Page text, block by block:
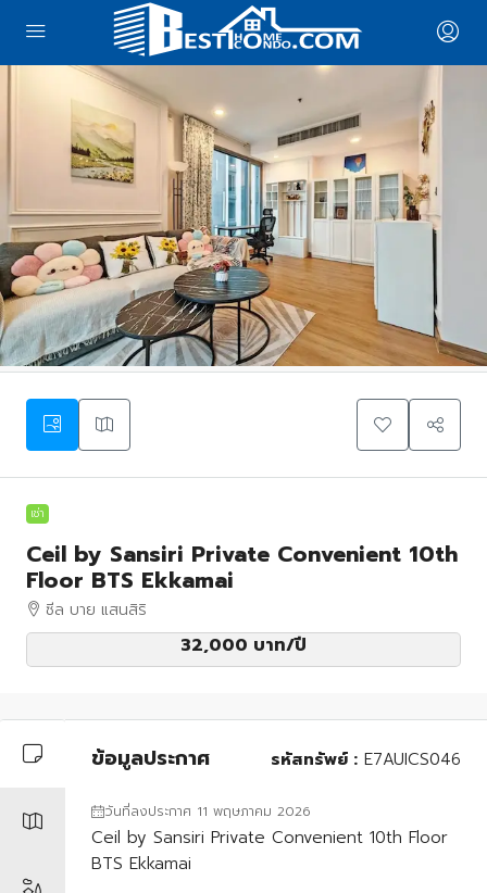
เช่า
Ceil by Sansiri Private Convenient 10th
Floor BTS Ekkamai
ซีล บาย แสนสิริ
32,000 บาท/ปี
ข้อมูลประกาศ รหัสทรัพย์ : E7AUICS046
วันที่ลงประกาศ 11 พฤษภาคม 2026
Ceil by Sansiri Private Convenient 10th Floor
BTS Ekkamai